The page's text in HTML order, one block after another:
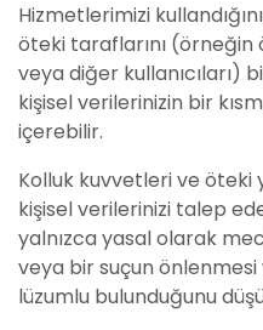
Hizmetlerimizi
öteki taraflarını (örneğin
veya diğer kullanıcıları)
kişisel verilerinizin bir
içerebilir.
Kolluk kuvvetleri ve
kişisel verilerinizi talep
yalnızca yasal olarak
veya bir suçun önlenmesi
lüzumlu bulunduğunu